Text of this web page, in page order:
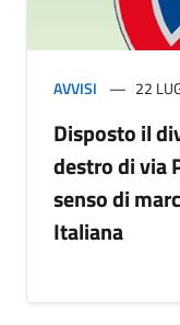
AVVISI 22
Disposto il
destro di via
senso di
Italiana